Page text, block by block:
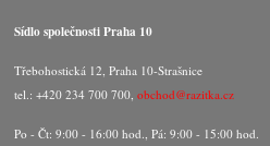
Sídlo společnosti Praha 10
Třebohostická 12, Praha 10-Strašnice
tel.: +420 234 700 700,obchod@razitka.cz
Po - Čt: 9:00 - 16:00 hod., Pá: 9:00 - 15:00 hod.